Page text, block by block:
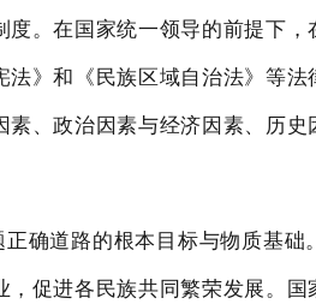
度。在国家统一领导的前提下，
法》和《民族区域自治法》等法
素、政治因素与经济因素、历史
确道路的根本目标与物质基础
，促进各民族共同繁荣发展。国